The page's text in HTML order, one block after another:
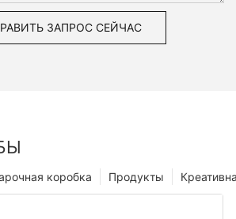
ЗАПРОС СЕЙЧАС
Продукты
коробка